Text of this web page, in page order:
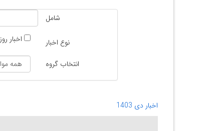
هشدار سطح نارنجی در استان بوشهر صادر شد
شامل
نوع اخبار اخبار روز
انتخاب گروه
اخبار دی 1403